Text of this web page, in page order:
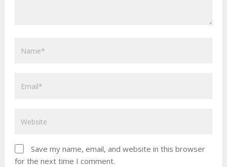
Save my name, email, and website in this browser
for the next time I comment.